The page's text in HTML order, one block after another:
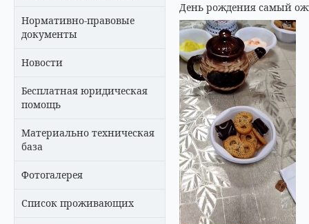
Нормативно-правовые
документы
Новости
Бесплатная юридическая
помощь
Материально техническая
база
Фотогалерея
Список проживающих
День рождения самый